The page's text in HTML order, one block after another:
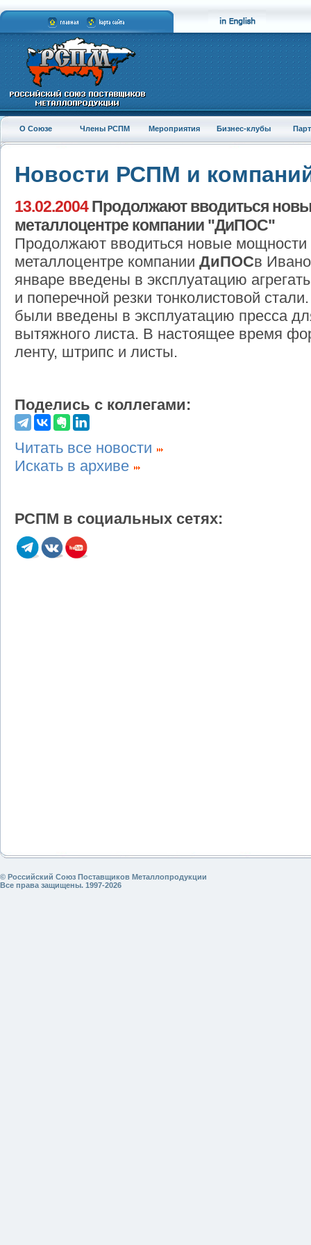
О Союзе Члены РСПМ Мероприятия Бизнес-клубы
Новости РСПМ и
13.02.2004Продолжают вводиться
металлоцентре компании "ДиПОС"
Продолжают вводиться новые мощности
металлоцентре компании ДиПОСв
январе введены в эксплуатацию
и поперечной резки тонколистовой
были введены в эксплуатацию пресса
вытяжного листа. В настоящее время
ленту, штрипс и листы.
Поделись с коллегами:
Читать все новости
Искать в архиве
РСПМ в социальных сетях:
© Российский Союз Поставщиков Металлопродукции
Все права защищены. 1997-2026